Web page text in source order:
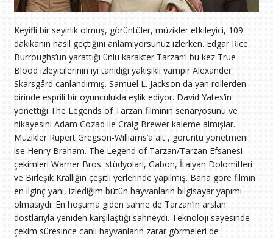
Keyifli bir seyirlik olmuş, görüntüler, müzikler etkileyici, 109
dakikanın nasıl geçtiğini anlamıyorsunuz izlerken. Edgar Rice
Burroughs’un yarattığı ünlü karakter Tarzan’ı bu kez True
Blood izleyicilerinin iyi tanıdığı yakışıklı vampir Alexander
Skarsgård canlandırmış. Samuel L. Jackson da yan rollerden
birinde esprili bir oyunculukla eşlik ediyor. David Yates’in
yönettiği The Legends of Tarzan filminin senaryosunu ve
hikayesini Adam Cozad ile Craig Brewer kaleme almışlar.
Müzikler Rupert Gregson-Williams’a ait , görüntü yönetmeni
ise Henry Braham. The Legend of Tarzan/Tarzan Efsanesi
çekimleri Warner Bros. stüdyoları, Gabon, İtalyan Dolomitleri
ve Birleşik Krallığın çeşitli yerlerinde yapılmış. Bana göre filmin
en ilginç yanı, izlediğim bütün hayvanların bilgisayar yapımı
olmasıydı. En hoşuma giden sahne de Tarzan’ın arslan
dostlarıyla yeniden karşılaştığı sahneydi. Teknoloji sayesinde
çekim süresince canlı hayvanların zarar görmeleri de